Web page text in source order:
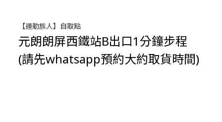
【運動族人】自取點
元朗朗屏西鐵站B出口1分鐘步程
(請先whatsapp預約大約取貨時間)